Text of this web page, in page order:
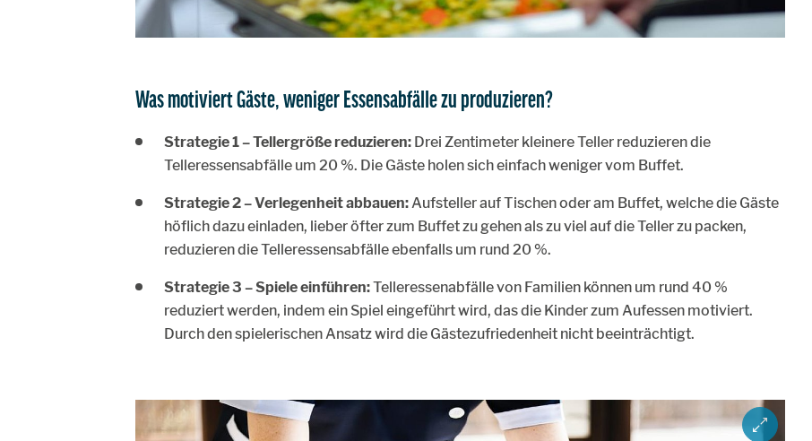
Was motiviert Gäste, weniger Essensabfälle zu produzieren?
Strategie 1 – Tellergröße reduzieren: Drei Zentimeter kleinere Teller reduzieren die
Telleressensabfälle um 20 %. Die Gäste holen sich einfach weniger vom Buffet.
Strategie 2 – Verlegenheit abbauen:Aufsteller auf Tischen oder am Buffet, welche die Gäste
höflich dazu einladen, lieber öfter zum Buffet zu gehen als zu viel auf die Teller zu packen,
reduzieren die Telleressensabfälle ebenfalls um rund 20 %.
Strategie 3 – Spiele einführen:Telleressenabfälle von Familien können um rund 40 %
reduziert werden, indem ein Spiel eingeführt wird, das die Kinder zum Aufessen motiviert.
Durch den spielerischen Ansatz wird die Gästezufriedenheit nicht beeinträchtigt.
ZOOM IMAGE